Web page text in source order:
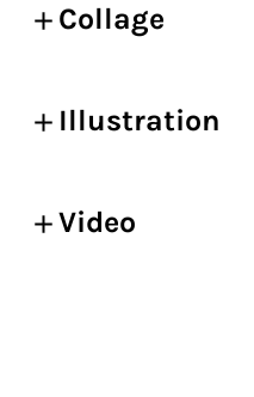
Collage
Illustration
Video